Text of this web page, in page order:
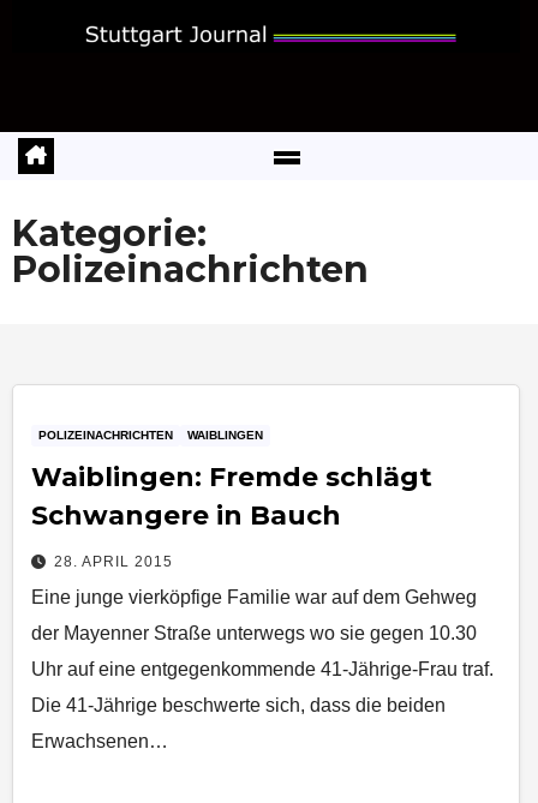
Kategorie:
Polizeinachrichten
POLIZEINACHRICHTEN WAIBLINGEN
Waiblingen: Fremde schlägt
Schwangere in Bauch
28. APRIL 2015
Eine junge vierköpfige Familie war auf dem Gehweg
der Mayenner Straße unterwegs wo sie gegen 10.30
Uhr auf eine entgegenkommende 41-Jährige-Frau traf.
Die 41-Jährige beschwerte sich, dass die beiden
Erwachsenen…